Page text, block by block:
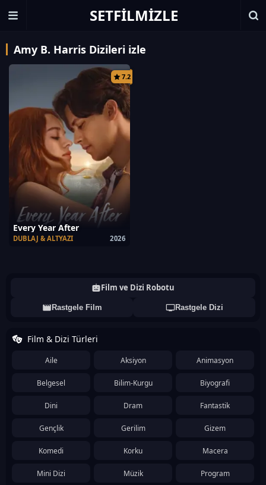
SETFILMIZLE
Amy B. Harris Dizileri izle
7.2
Every Year After
2026
DUBLAJ & ALTYAZI
Film ve Dizi Robotu
Rastgele Film Rastgele Dizi
Film & Dizi Türleri
Aile Aksiyon Animasyon
Belgesel Bilim-Kurgu Biyografi
Dini Dram Fantastik
Gençlik Gerilim Gizem
Komedi Korku Macera
Mini Dizi Müzik Program